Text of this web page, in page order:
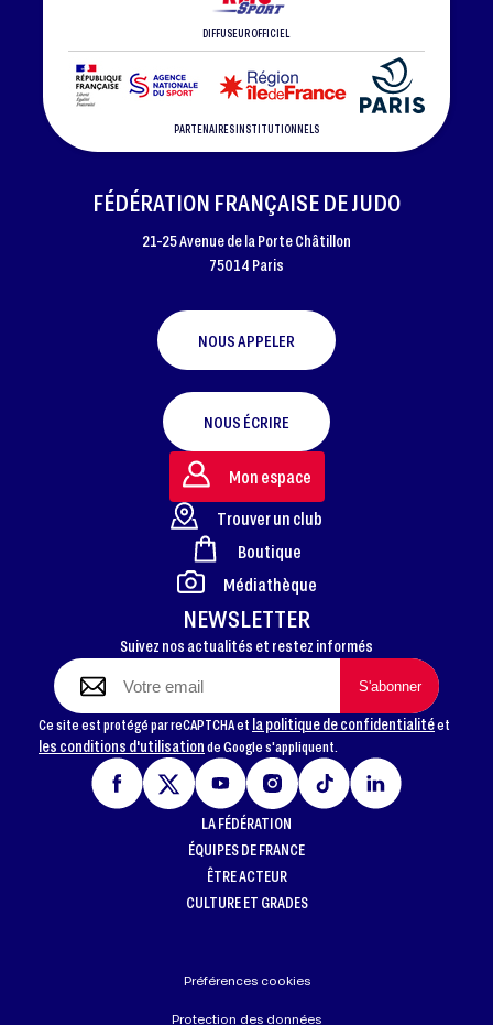
DIFFUSEUR OFFICIEL
PARTENAIRES INSTITUTIONNELS
FOOTER
FÉDÉRATION FRANÇAISE DE JUDO
21-25 Avenue de la Porte Châtillon
75014 Paris
NOUS APPELER
NOUS ÉCRIRE
NEWSLETTER
Suivez nos actualités et restez informés
Ce site est protégé par reCAPTCHA et la politique de confidentialitéet
les conditions d'utilisationde Google s'appliquent.
Mon espace
Trouver un club
Boutique
Médiathèque
LA FÉDÉRATION
ÉQUIPES DE FRANCE
ÊTRE ACTEUR
CULTURE ET GRADES
Préférences cookies
Protection des données